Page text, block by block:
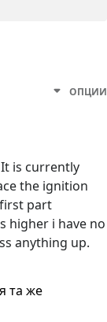
ОПЦИИ
It is currently
the ignition
part
higher i have no
anything up.
та же